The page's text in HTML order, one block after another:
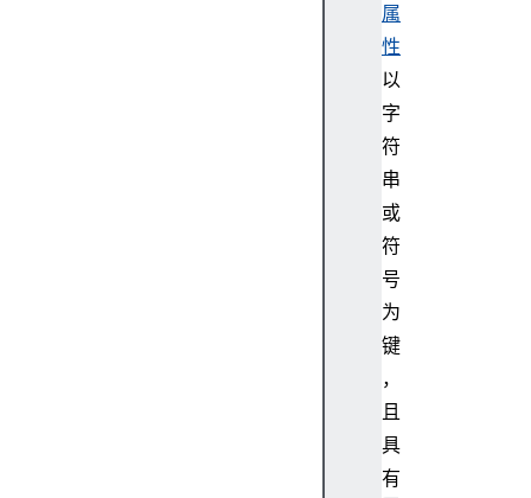
属
性
以
字
符
串
或
符
号
为
键
，
且
具
有